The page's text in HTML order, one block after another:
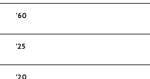
'60
'25
'20